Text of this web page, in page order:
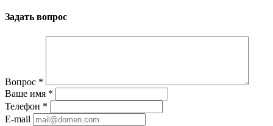
Задать вопрос
Вопрос *
Ваше имя *
Телефон *
E-mail